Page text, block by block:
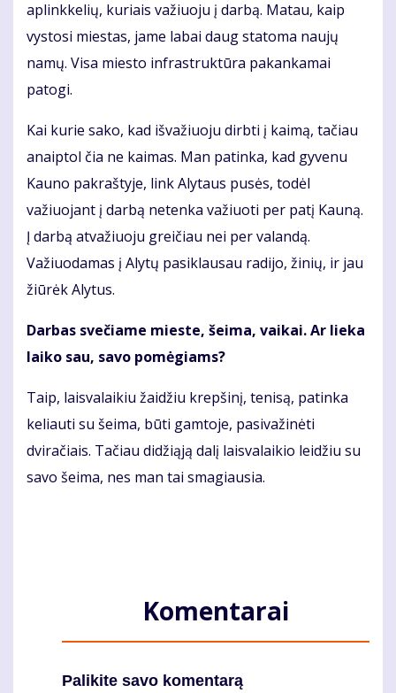
aplinkkelių, kuriais važiuoju į darbą. Matau, kaip
vystosi miestas, jame labai daug statoma naujų
namų. Visa miesto infrastruktūra pakankamai
patogi.
Kai kurie sako, kad išvažiuoju dirbti į kaimą, tačiau
anaiptol čia ne kaimas. Man patinka, kad gyvenu
Kauno pakraštyje, link Alytaus pusės, todėl
važiuojant į darbą netenka važiuoti per patį Kauną.
Į darbą atvažiuoju greičiau nei per valandą.
Važiuodamas į Alytų pasiklausau radijo, žinių, ir jau
žiūrėk Alytus.
Darbas svečiame mieste, šeima, vaikai. Ar lieka
laiko sau, savo pomėgiams?
Taip, laisvalaikiu žaidžiu krepšinį, tenisą, patinka
keliauti su šeima, būti gamtoje, pasivažinėti
dviračiais. Tačiau didžiąją dalį laisvalaikio leidžiu su
savo šeima, nes man tai smagiausia.
Komentarai
Palikite savo komentarą